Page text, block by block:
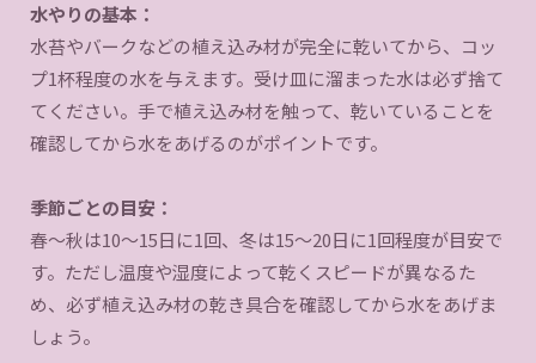
水やりの基本：
水苔やバークなどの植え込み材が完全に乾いてから、コッ
プ1杯程度の水を与えます。受け皿に溜まった水は必ず捨て
てください。手で植え込み材を触って、乾いていることを
確認してから水をあげるのがポイントです。
季節ごとの目安：
春〜秋は10〜15日に1回、冬は15〜20日に1回程度が目安で
す。ただし温度や湿度によって乾くスピードが異なるた
め、必ず植え込み材の乾き具合を確認してから水をあげま
しょう。